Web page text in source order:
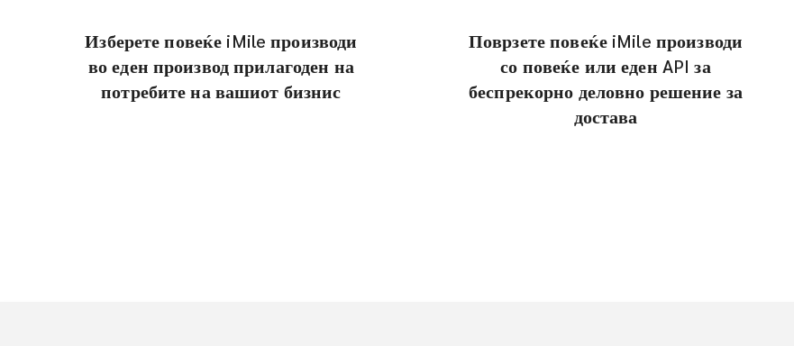
Изберете повеќе iMile производи
во еден производ прилагоден на
потребите на вашиот бизнис
Поврзете повеќе iMile производи
со повеќе или еден API за
беспрекорно деловно решение за
достава